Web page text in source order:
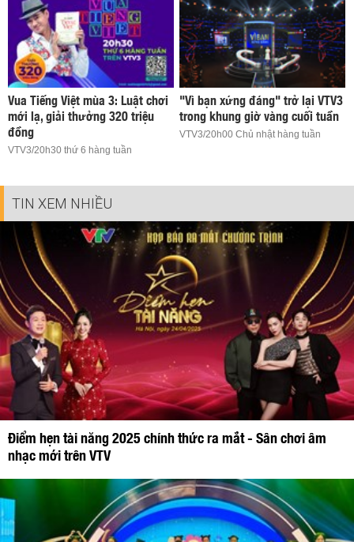
Vua Tiếng Việt mùa 3: Luật chơi
mới lạ, giải thưởng 320 triệu
đồng
VTV3/20h30 thứ 6 hàng tuần
"Vì bạn xứng đáng" trở lại VTV3
trong khung giờ vàng cuối tuần
VTV3/20h00 Chủ nhật hàng tuần
TIN XEM NHIỀU
Điểm hẹn tài năng 2025 chính thức ra mắt - Sân chơi âm
nhạc mới trên VTV